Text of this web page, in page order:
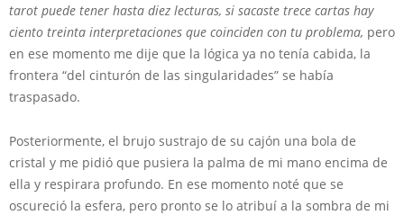
tarot puede tener hasta diez lecturas, si sacaste trece cartas hay
ciento treinta interpretaciones que coinciden con tu problema, pero
en ese momento me dije que la lógica ya no tenía cabida, la
frontera “del cinturón de las singularidades” se había
traspasado.
Posteriormente, el brujo sustrajo de su cajón una bola de
cristal y me pidió que pusiera la palma de mi mano encima de
ella y respirara profundo. En ese momento noté que se
oscureció la esfera, pero pronto se lo atribuí a la sombra de mi